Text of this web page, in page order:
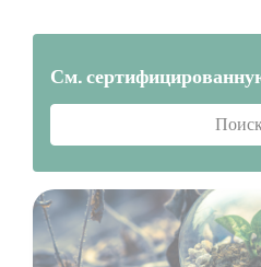
См.